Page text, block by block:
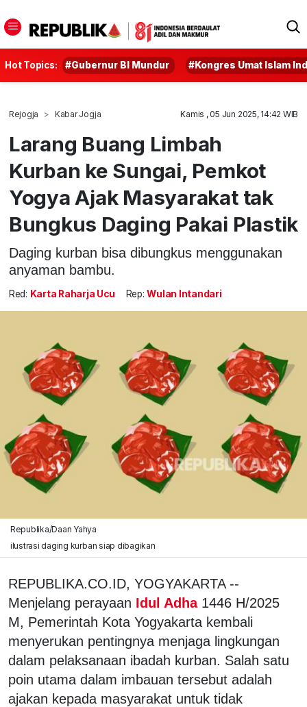
Hot Topics: #Gubernur BI Mundur #Kongres Umat Islam
Rejogja Kabar Jogja Kamis , 05 Jun 2025, 14:42 WIB
Larang Buang Limbah
Kurban ke Sungai, Pemkot
Yogya Ajak Masyarakat tak
Bungkus Daging Pakai Plastik
Daging kurban bisa dibungkus menggunakan
anyaman bambu.
Red: Karta Raharja Ucu Rep: Wulan Intandari
Republika/Daan Yahya
ilustrasi daging kurban siap dibagikan
REPUBLIKA.CO.ID, YOGYAKARTA --
Menjelang perayaan Idul Adha 1446 H/2025
M, Pemerintah Kota Yogyakarta kembali
menyerukan pentingnya menjaga lingkungan
dalam pelaksanaan ibadah kurban. Salah satu
poin utama dalam imbauan tersebut adalah
ajakan kepada masyarakat untuk tidak